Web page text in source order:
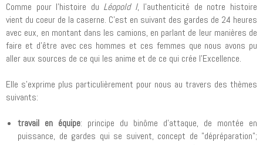
Comme pour l'histoire du Léopold I, l'authenticité de notre histoire
vient du coeur de la caserne. C'est en suivant des gardes de 24 heures
avec eux, en montant dans les camions, en parlant de leur manières de
faire et d'être avec ces hommes et ces femmes que nous avons pu
aller aux sources de ce qui les anime et de ce qui crée l'Excellence.
Elle s'exprime plus particulièrement pour nous au travers des thèmes
suivants:
travail en équipe: principe du binôme d'attaque, de montée en
puissance, de gardes qui se suivent, concept de "dépréparation";